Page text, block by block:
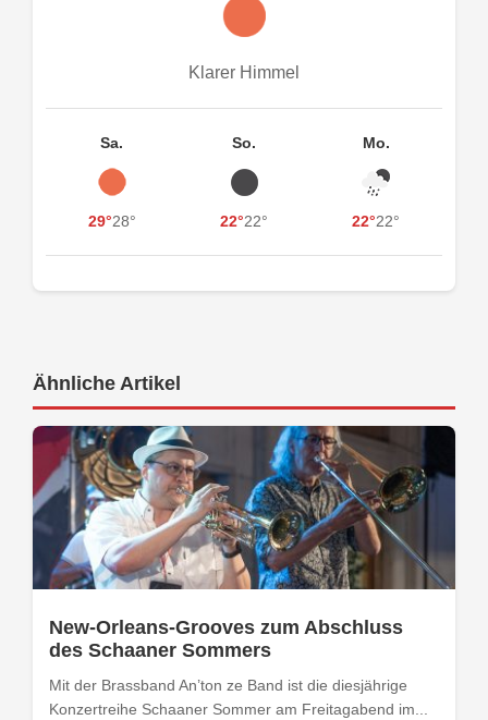
Klarer Himmel
Sa.
29°28°
So.
22°22°
Mo.
22°22°
Ähnliche Artikel
New-Orleans-Grooves zum Abschluss
des Schaaner Sommers
Mit der Brassband An’ton ze Band ist die diesjährige
Konzertreihe Schaaner Sommer am Freitagabend im...